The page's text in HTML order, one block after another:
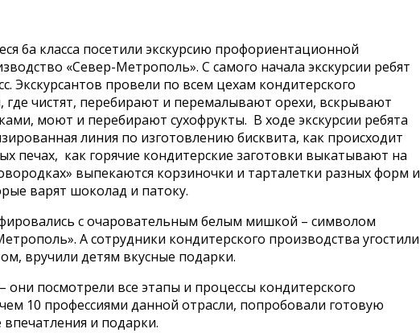
6а класса посетили экскурсию профориентационной
«Север-Метрополь». С самого начала экскурсии ребят
Экскурсантов провели по всем цехам кондитерского
где чистят, перебирают и перемалывают орехи, вскрывают
моют и перебирают сухофрукты. В ходе экскурсии ребята
линия по изготовлению бисквита, как происходит
печах, как горячие кондитерские заготовки выкатывают на
выпекаются корзиночки и тарталетки разных форм и
варят шоколад и патоку.
с очаровательным белым мишкой – символом
А сотрудники кондитерского производства угостили
вручили детям вкусные подарки.
они посмотрели все этапы и процессы кондитерского
10 профессиями данной отрасли, попробовали готовую
и подарки.